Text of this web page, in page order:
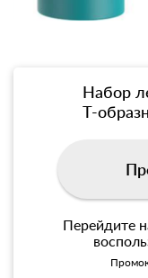
Набор
Т-
Перейдите